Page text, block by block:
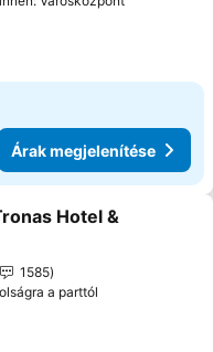
Árak megjelenítése
a kedvencekhez
Hotel &
1585
a parttól